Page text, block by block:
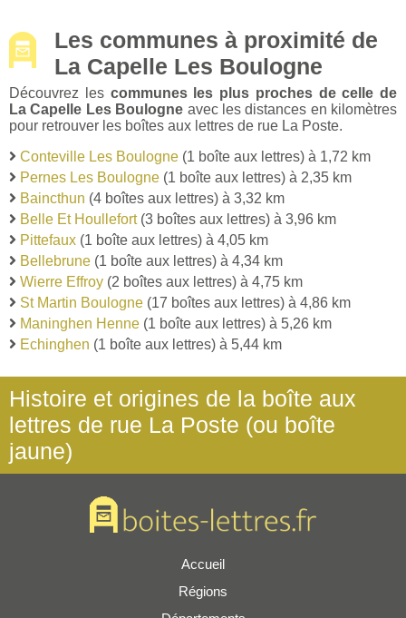
Les communes à proximité de
La Capelle Les Boulogne
Découvrez les communes les plus proches de celle de
La Capelle Les Boulogne avec les distances en kilomètres
pour retrouver les boîtes aux lettres de rue La Poste.
Conteville Les Boulogne (1 boîte aux lettres) à 1,72 km
Pernes Les Boulogne (1 boîte aux lettres) à 2,35 km
Baincthun (4 boîtes aux lettres) à 3,32 km
Belle Et Houllefort(3 boîtes aux lettres) à 3,96 km
Pittefaux (1 boîte aux lettres) à 4,05 km
Bellebrune (1 boîte aux lettres) à 4,34 km
Wierre Effroy (2 boîtes aux lettres) à 4,75 km
St Martin Boulogne (17 boîtes aux lettres) à 4,86 km
Maninghen Henne (1 boîte aux lettres) à 5,26 km
Echinghen (1 boîte aux lettres) à 5,44 km
Histoire et origines de la boîte aux
lettres de rue La Poste (ou boîte
jaune)
Accueil
Régions